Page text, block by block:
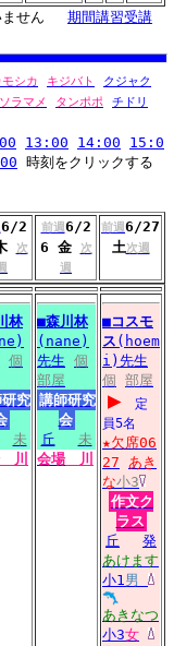
ません 期間講習受講
モシカ キジバト
クジャク
ソラマメ タンポポ
チドリ
13:00 14:00
15:0
時刻をクリックする
6/2
次
前週6/2
6 金
次
週
前週6/27
土次週
林
個
究
未
川
■森川林
(nane)
先生 個
部屋
講師研究
会
丘
未
会場川
■コスモ
ス (hoem
i)先生
個 部屋
▶
定
員5名
★欠席06
27
あき
な小3
作文ク
ラス
丘
発
あけます
小1 男
あきなつ
小3女